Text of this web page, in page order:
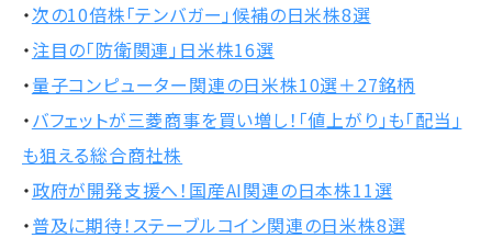
・次の10倍株「テンバガー」候補の日米株8選
・注目の「防衛関連」日米株16選
・量子コンピューター関連の日米株10選＋27銘柄
・バフェットが三菱商事を買い増し！「値上がり」も「配当」
も狙える総合商社株
・政府が開発支援へ！国産AI関連の日本株11選
・普及に期待！ステーブルコイン関連の日米株8選